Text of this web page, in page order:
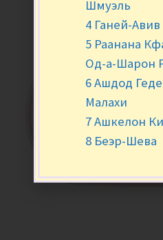
Шмуэль
4 Ганей-
5 Раанана
Од-а-Шарон
6 Ашдод
Малахи
7 Ашкелон
8 Беэр-Шева